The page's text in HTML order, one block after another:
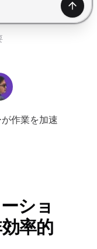
生成
作業を加速
ショ
率的